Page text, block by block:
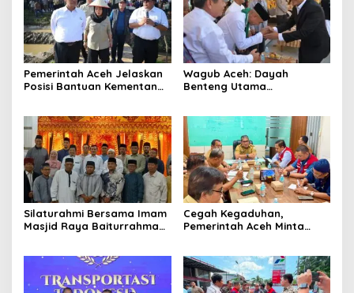
Pemerintah Aceh Jelaskan
Posisi Bantuan Kementan
‎Wagub Aceh: Dayah
Benteng Utama
‎Silaturahmi Bersama Imam
Masjid Raya Baiturrahman,
Cegah Kegaduhan,
Pemerintah Aceh Minta